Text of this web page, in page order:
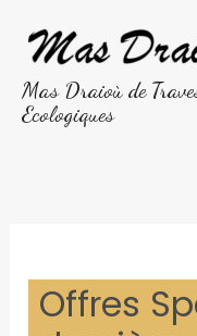
contenu
Mas Draioù de
Ecologiques
Offres